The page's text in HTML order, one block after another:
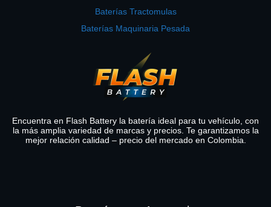
Baterías Tractomulas
Baterías Maquinaria Pesada
Encuentra en Flash Battery la batería ideal para tu vehículo, con
la más amplia variedad de marcas y precios. Te garantizamos la
mejor relación calidad – precio del mercado en Colombia.